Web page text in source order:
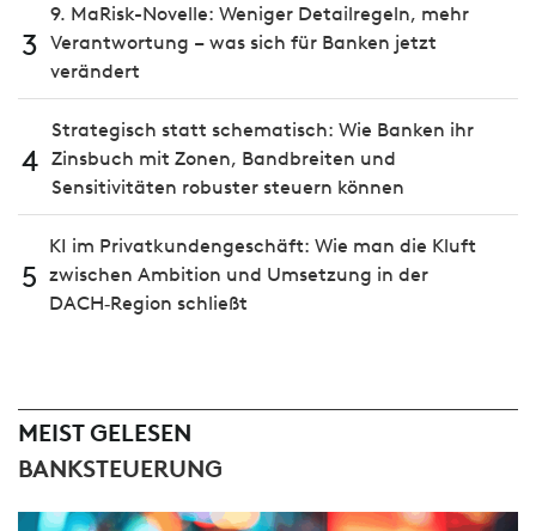
3
9. MaRisk-Novelle: Weniger Detailregeln, mehr
Verantwortung – was sich für Banken jetzt
verändert
4
Strategisch statt schematisch: Wie Banken ihr
Zinsbuch mit Zonen, Bandbreiten und
Sensitivitäten robuster steuern können
5
KI im Privatkundengeschäft: Wie man die Kluft
zwischen Ambition und Umsetzung in der
DACH‑Region schließt
MEIST GELESEN
BANKSTEUERUNG